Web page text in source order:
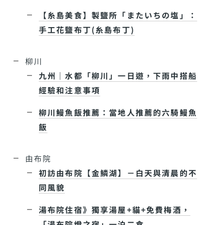
【糸島美食】製鹽所「またいちの塩」：
手工花鹽布丁(糸島布丁)
柳川
九州｜水都「柳川」一日遊，下雨中搭船
經驗和注意事項
柳川鰻魚飯推薦：當地人推薦的六騎鰻魚
飯
由布院
初訪由布院【金鱗湖】－白天與清晨的不
同風貌
湯布院住宿》獨享湯屋+貓+免費梅酒，